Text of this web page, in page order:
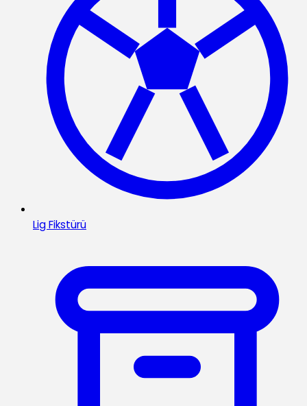
Lig Fikstürü